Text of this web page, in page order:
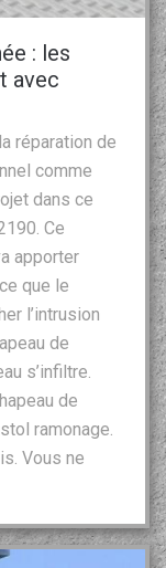
: les
avec
réparation de
comme
dans ce
Ce
apporter
que le
l’intrusion
de
s’infiltre.
de
ramonage.
Vous ne